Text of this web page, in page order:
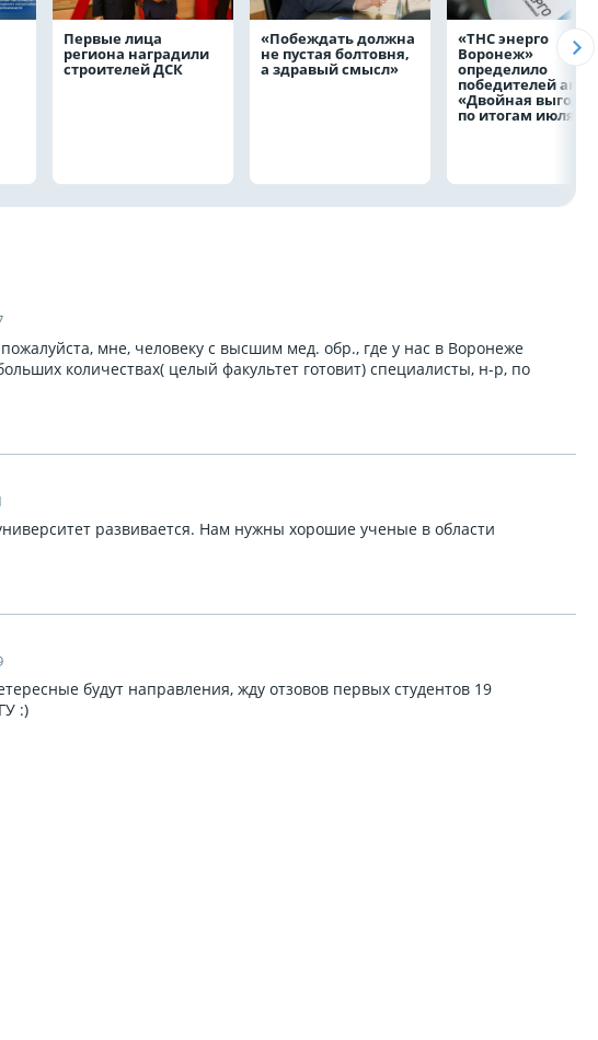
Первые лица
региона наградили
строителей ДСК
«Побеждать должна
не пустая болтовня,
а здравый смысл»
«ТНС энерго
Воронеж»
определило
победителей акции
«Двойная выгода»
по итогам июля
мне, человеку с высшим мед. обр., где у нас в Воронеже
количествах( целый факультет готовит) специалисты, н-р, по
развивается. Нам нужны хорошие ученые в области
будут направления, жду отзовов первых студентов 19
:)